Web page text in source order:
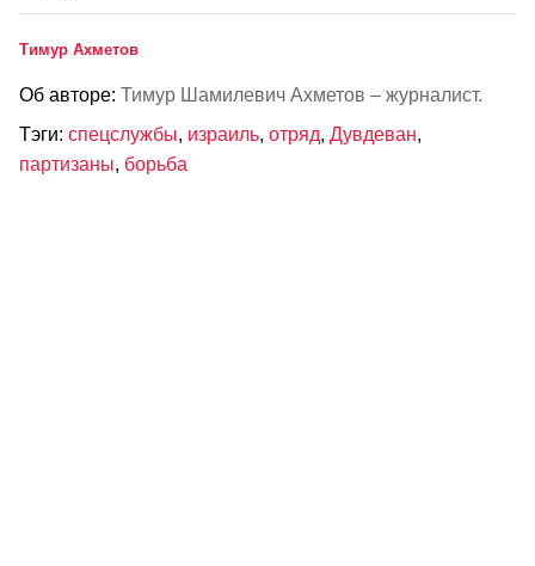
Тимур Ахметов
Об авторе: Тимур Шамилевич Ахметов – журналист.
Тэги: спецслужбы, израиль, отряд, Дувдеван,
партизаны, борьба